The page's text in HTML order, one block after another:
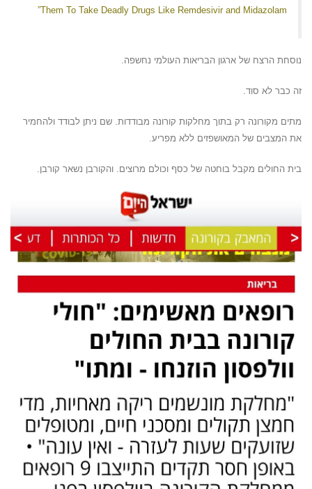
Them To Take Deadly Drugs Like Remdesivir and Midazolam”
נוסחת הרצח של ארגון הבריאות העולמי נחשפה.
זה כבר לא סוד.
מתים מקורונה רק בתוך מחלקות קורונה מבודדות. שם ניתן לבודד ולהחמיר
את המצבים של המאושפזים ללא מפריע.
בית החולים מקבל בוחטה של כסף וכולם מרוצים. והקורבן נשאר קורבן.